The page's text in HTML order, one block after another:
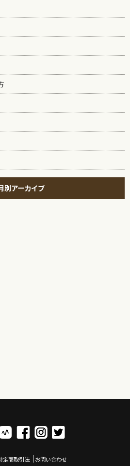
別アーカイブ
定商取引法 お問い合わせ